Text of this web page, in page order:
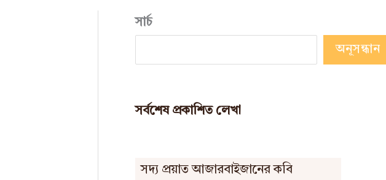
সার্চ
অনূসন্ধান
সর্বশেষ প্রকাশিত লেখা
সদ্য প্রয়াত আজারবাইজানের কবি